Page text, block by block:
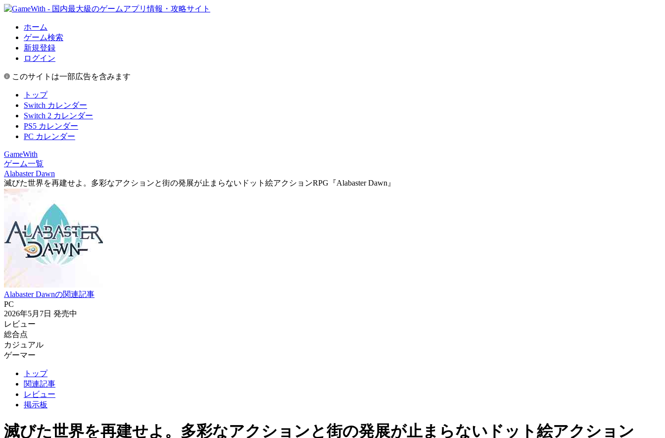
ホーム
ゲーム検索
新規登録
ログイン
このサイトは一部広告を含みます
トップ
Switch カレンダー
Switch 2 カレンダー
PS5 カレンダー
PC カレンダー
GameWith
ゲーム一覧
Alabaster Dawn
滅びた世界を再建せよ。多彩なアクションと街の発展が止まらないドット絵アクションRPG『Alabaster Dawn』
Alabaster Dawnの関連記事
PC
2026年5月7日 発売中
レビュー
総合点
カジュアル
ゲーマー
トップ
関連記事
レビュー
掲示板
滅びた世界を再建せよ。多彩なアクションと街の発展が止まらないドット絵アクション